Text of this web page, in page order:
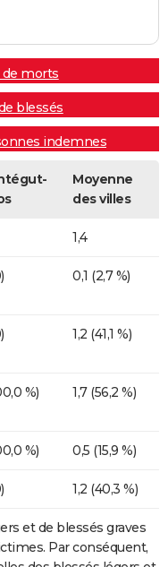
de morts
blessés
indemnes
Moyenne
des villes
1,4
0,1 (2,7 %)
1,2 (41,1 %)
%) 1,7 (56,2 %)
%) 0,5 (15,9 %)
1,2 (40,3 %)
et de blessés graves
Par conséquent,